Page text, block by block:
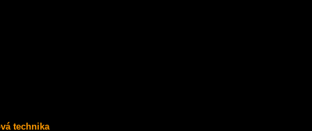
technika